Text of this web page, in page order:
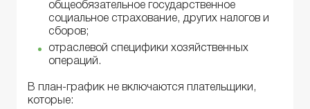
общеобязательное государственное
социальное страхование, других налогов и
сборов;
отраслевой специфики хозяйственных
операций.
В план-график не включаются плательщики,
которые: